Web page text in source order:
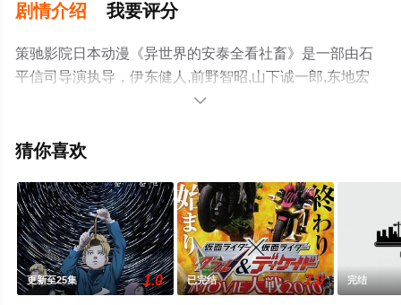
剧情介绍 我要评分
策驰影院日本动漫《异世界的安泰全看社畜》是一部由石
平信司导演执导，伊东健人,前野智昭,山下诚一郎,东地宏
树,山口智广,镰仓有那,虎岛贵明,森崎温,兴津和幸,井泽诗织,
无删减完整版动漫全集就上策驰电影网，更多相关信息可

猜你喜欢
更新至25集 1.0 已完结 7.0 完结